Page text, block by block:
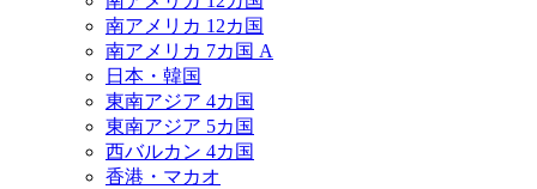
南アメリカ 12カ国
南アメリカ 7カ国 A
日本・韓国
東南アジア 4カ国
東南アジア 5カ国
西バルカン 4カ国
香港・マカオ